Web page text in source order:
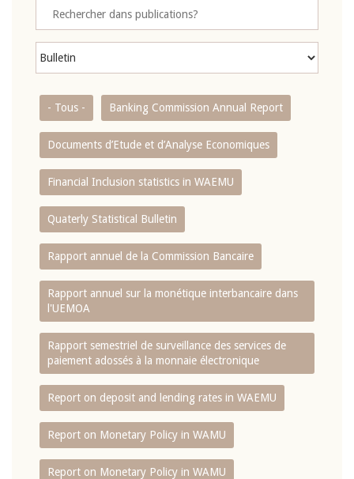
- Tous - Banking Commission Annual Report
Documents d’Etude et d’Analyse Economiques
Financial Inclusion statistics in WAEMU
Quaterly Statistical Bulletin
Rapport annuel de la Commission Bancaire
Rapport annuel sur la monétique interbancaire dans
l'UEMOA
Rapport semestriel de surveillance des services de
paiement adossés à la monnaie électronique
Report on deposit and lending rates in WAEMU
Report on Monetary Policy in WAMU
Report on Monetary Policy in WAMU